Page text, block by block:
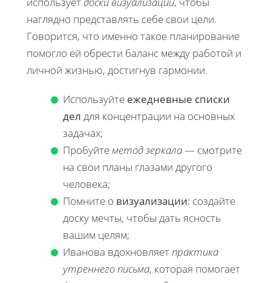
наглядно представлять себе свои цели.
Говорится, что именно такое планирование
помогло ей обрести баланс между работой и
личной жизнью, достигнув гармонии.
Используйте ежедневные списки
дел для концентрации на основных
задачах;
Пробуйтеметод зеркала— смотрите
на свои планы глазами другого
человека;
Помните о визуализации: создайте
доску мечты, чтобы дать ясность
вашим целям;
Иванова вдохновляетпрактика
утреннего письма, которая помогает